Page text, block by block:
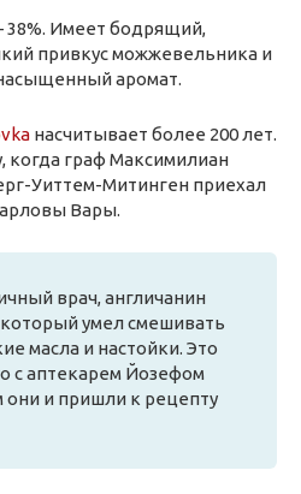
Имеет бодрящий,
привкус можжевельника и
аромат.
насчитывает более 200 лет.
когда граф Максимилиан
Уиттем-Митинген приехал
Вары.
врач, англичанин
умел смешивать
масла и настойки. Это
с аптекарем Йозефом
они и пришли к рецепту